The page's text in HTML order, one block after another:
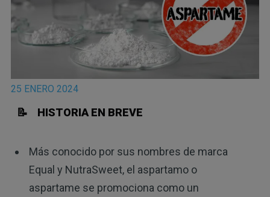
25 ENERO 2024
📝 HISTORIA EN BREVE
Más conocido por sus nombres de marca
Equal y NutraSweet, el aspartamo o
aspartame se promociona como un